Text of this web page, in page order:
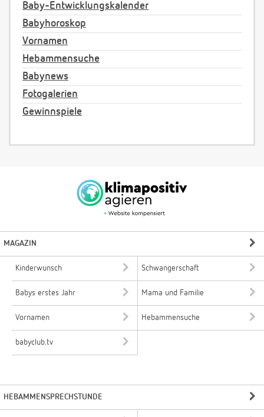
Baby-Entwicklungskalender
Babyhoroskop
Vornamen
Hebammensuche
Babynews
Fotogalerien
Gewinnspiele
MAGAZIN
Kinderwunsch Schwangerschaft
Babys erstes Jahr Mama und Familie
Vornamen Hebammensuche
babyclub.tv
HEBAMMENSPRECHSTUNDE